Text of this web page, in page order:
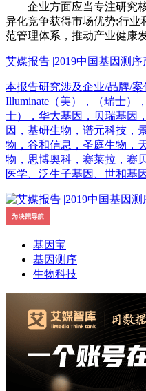
企业方面应当专注研究核
异化竞争获得市场优势;行业
范管理体系，推动产业健康发
艾媒报告 |2019中国基因测
本报告研究涉及企业/品牌/案
Illuminate（美），（瑞士）
士），华大基因，贝瑞基因
因，基研生物，谱元科技，
物，谷和信息，圣庭生物，
物，思博奥科，赛莱拉，赛
医学、泛生子基因、世和基
基因宝
基因测序
生物科技